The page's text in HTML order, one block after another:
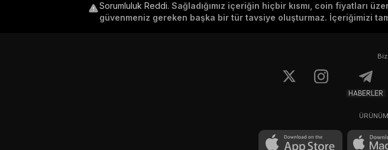
Sorumluluk Reddi. Sağladığımız içeriğin hiçbir kısmı, coin fiyatları
güvenmeniz gereken başka bir tür tavsiye oluşturmaz. İçeriğimizi
HABERLER